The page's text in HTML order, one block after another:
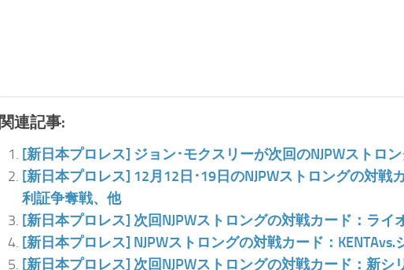
関連記事:
[新日本プロレス] ジョン･モクスリーが次回のNJPWストロ
[新日本プロレス] 12月12日･19日のNJPWストロングの対戦
利証争奪戦、他
[新日本プロレス] 次回NJPWストロングの対戦カード：ラ
[新日本プロレス] NJPWストロングの対戦カード：
[新日本プロレス] 次回NJPWストロングの対戦カード：新